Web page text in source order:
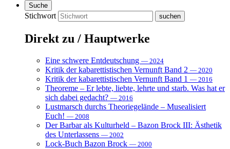
Suche
Stichwort
Direkt zu / Hauptwerke
Eine schwere Entdeutschung — 2024
Kritik der kabarettistischen Vernunft Band 2 — 2020
Kritik der kabarettistischen Vernunft Band 1 — 2016
Theoreme – Er lebte, liebte, lehrte und starb. Was hat er
sich dabei gedacht? — 2016
Lustmarsch durchs Theoriegelände – Musealisiert
Euch! — 2008
Der Barbar als Kulturheld – Bazon Brock III: Ästhetik
des Unterlassens — 2002
Lock-Buch Bazon Brock — 2000